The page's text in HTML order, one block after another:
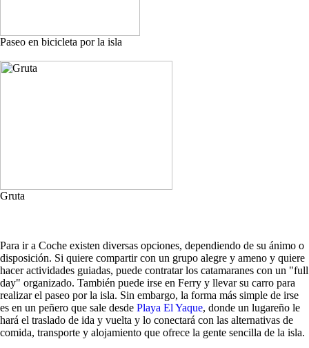
Paseo en bicicleta por la isla
Gruta
Para ir a Coche existen diversas opciones, dependiendo de su ánimo o
disposición. Si quiere compartir con un grupo alegre y ameno y quiere
hacer actividades guiadas, puede contratar los catamaranes con un "full
day" organizado. También puede irse en Ferry y llevar su carro para
realizar el paseo por la isla. Sin embargo, la forma más simple de irse
es en un peñero que sale desde Playa El Yaque, donde un lugareño le
hará el traslado de ida y vuelta y lo conectará con las alternativas de
comida, transporte y alojamiento que ofrece la gente sencilla de la isla.